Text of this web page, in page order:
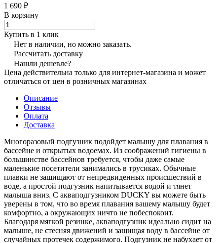
1 690 ₽
В корзину
Купить в 1 клик
Нет в наличии, но можно заказать.
Рассчитать доставку
Нашли дешевле?
Цена действительна только для интернет-магазина и может
отличаться от цен в розничных магазинах
Описание
Отзывы
Оплата
Доставка
Многоразовый подгузник подойдет малышу для плавания в
бассейне и открытых водоемах. Из соображений гигиены в
большинстве бассейнов требуется, чтобы даже самые
маленькие посетители занимались в трусиках. Обычные
плавки не защищают от непредвиденных происшествий в
воде, а простой подгузник напитывается водой и тянет
малыша вниз. С акваподгузником DUCKY вы можете быть
уверены в том, что во время плавания вашему малышу будет
комфортно, а окружающих ничто не побеспокоит.
Благодаря мягкой резинке, акваподгузник идеально сидит на
малыше, не стесняя движений и защищая воду в бассейне от
случайных протечек содержимого. Подгузник не набухает от